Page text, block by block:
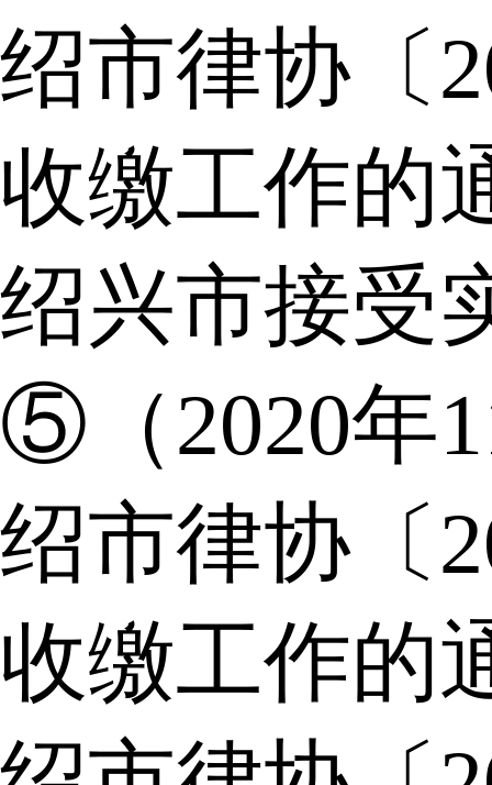
绍市律协〔
收缴工作的
绍兴市接受
⑤（2020年
绍市律协〔
收缴工作的